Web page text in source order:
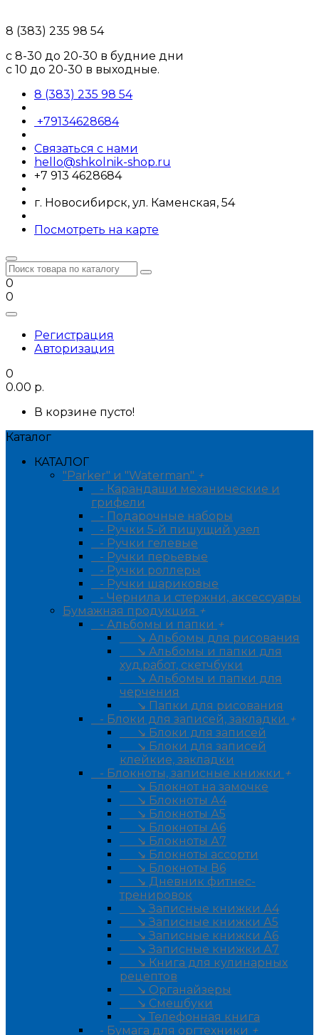
8 (383) 235 98 54
с 8-30 до 20-30 в будние дни
с 10 до 20-30 в выходные.
8 (383) 235 98 54
+79134628684
Связаться с нами
hello@shkolnik-shop.ru
+7 913 4628684
г. Новосибирск, ул. Каменская, 54
Посмотреть на карте
0
0
Регистрация
Авторизация
0
0.00 р.
В корзине пусто!
Каталог
КАТАЛОГ
"Parker" и "Waterman" +
- Карандаши механические и
грифели
- Подарочные наборы
- Ручки 5-й пишущий узел
- Ручки гелевые
- Ручки перьевые
- Ручки роллеры
- Ручки шариковые
- Чернила и стержни, аксессуары
Бумажная продукция +
- Альбомы и папки +
↘ Альбомы для рисования
↘ Альбомы и папки для
худ.работ, скетчбуки
↘ Альбомы и папки для
черчения
↘ Папки для рисования
- Блоки для записей, закладки +
↘ Блоки для записей
↘ Блоки для записей
клейкие, закладки
- Блокноты, записные книжки +
↘ Блокнот на замочке
↘ Блокноты А4
↘ Блокноты А5
↘ Блокноты А6
↘ Блокноты А7
↘ Блокноты ассорти
↘ Блокноты В6
↘ Дневник фитнес-
тренировок
↘ Записные книжки А4
↘ Записные книжки А5
↘ Записные книжки А6
↘ Записные книжки А7
↘ Книга для кулинарных
рецептов
↘ Органайзеры
↘ Смешбуки
↘ Телефонная книга
- Бумага для оргтехники +